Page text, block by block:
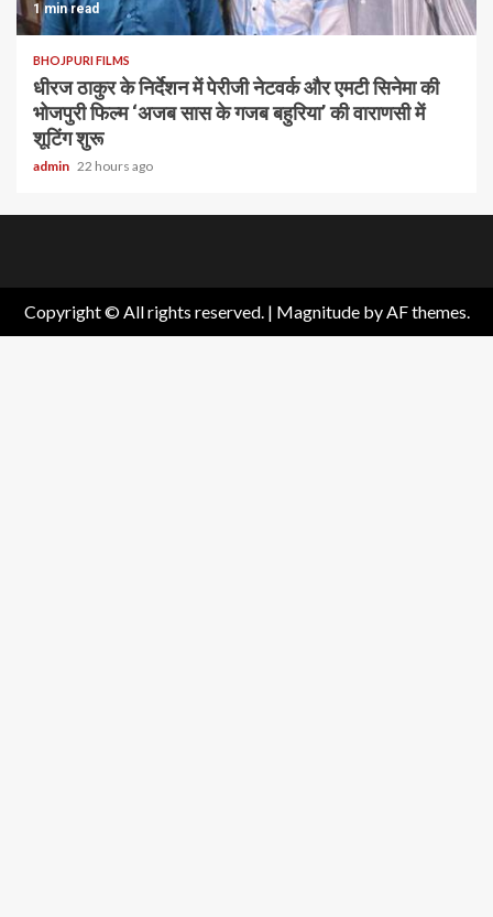
1 min read
BHOJPURI FILMS
धीरज ठाकुर के निर्देशन में पेरीजी नेटवर्क और एमटी सिनेमा की
भोजपुरी फिल्म ‘अजब सास के गजब बहुरिया’ की वाराणसी में
शूटिंग शुरू
admin 22 hours ago
Copyright © All rights reserved. | Magnitudeby AF themes.